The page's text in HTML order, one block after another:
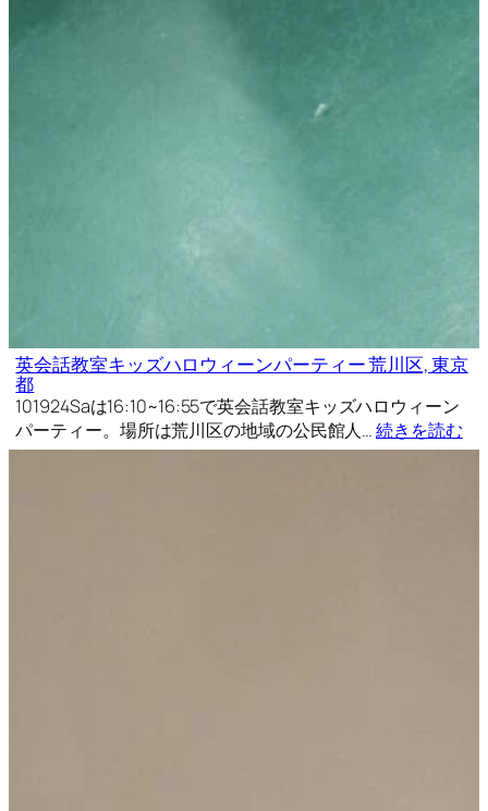
英会話教室キッズハロウィーンパーティー 荒川区, 東京
都
101924Saは16:10~16:55で英会話教室キッズハロウィーン
パーティー。場所は荒川区の地域の公民館人…続きを読む